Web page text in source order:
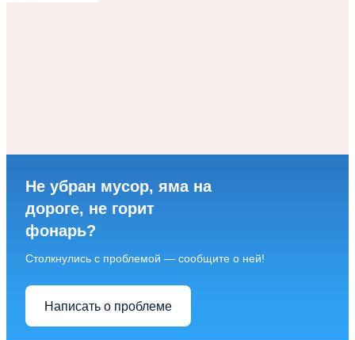
Не убран мусор, яма на
дороге, не горит
фонарь?
Столкнулись с проблемой — сообщите о ней!
Написать о проблеме